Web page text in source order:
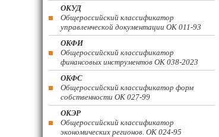
ОКУД
Общероссийский классификатор
управленческой документации ОК 011-93
ОКФИ
Общероссийский классификатор
финансовых инструментов OK 038-2023
ОКФС
Общероссийский классификатор форм
собственности ОК 027-99
ОКЭР
Общероссийский классификатор
экономических регионов. ОК 024-95